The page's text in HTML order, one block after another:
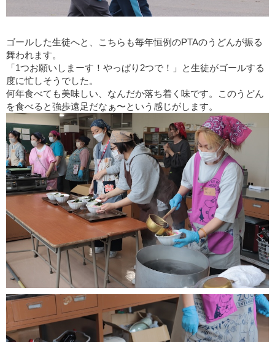
ゴールした生徒へと、こちらも毎年恒例のPTAのうどんが振る
舞われます。
「1つお願いしまーす！やっぱり2つで！」と生徒がゴールする
度に忙しそうでした。
何年食べても美味しい、なんだか落ち着く味です。このうどん
を食べると強歩遠足だなぁ〜という感じがします。